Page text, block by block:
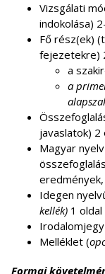
Vizsgálati
indokolása)
Fő rész(ek)
fejezetekre)
a
a
javaslatok) 2
Magyar
Idegen
kellék) 1 oldal
Melléklet (
Formai